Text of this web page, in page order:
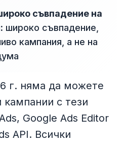
съвпадение на
широко съвпадение,
кампания, а не на
г. няма да можете
кампании с тези
Google Ads Editor
API. Всички